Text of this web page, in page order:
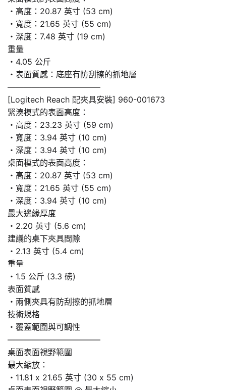
・高度：20.87 英寸 (53 cm)
・寬度：21.65 英寸 (55 cm)
・深度：7.48 英寸 (19 cm)
重量
・4.05 公斤
・表面質感：底座有防刮擦的抓地層
———————————–
[Logitech Reach 配夾具安裝] 960-001673
緊湊模式的表面高度：
・高度：23.23 英寸 (59 cm)
・寬度：3.94 英寸 (10 cm)
・深度：3.94 英寸 (10 cm)
桌面模式的表面高度：
・高度：20.87 英寸 (53 cm)
・寬度：21.65 英寸 (55 cm)
・深度：3.94 英寸 (10 cm)
最大邊緣厚度
・2.20 英寸 (5.6 cm)
建議的桌下夾具間隙
・2.13 英寸 (5.4 cm)
重量
・1.5 公斤 (3.3 磅)
表面質感
・兩側夾具有防刮擦的抓地層
技術規格
・覆蓋範圍與可調性
———————————–
桌面表面視野範圍
最大縮放：
・11.81 x 21.65 英寸 (30 x 55 cm)